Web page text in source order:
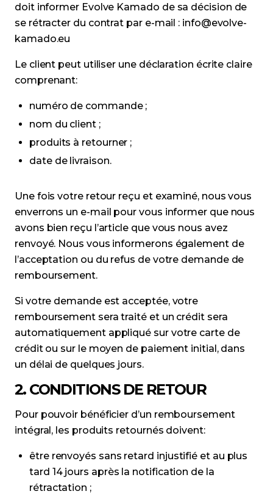
doit informer Evolve Kamado de sa décision de
se rétracter du contrat par e-mail : info@evolve-
kamado.eu
Le client peut utiliser une déclaration écrite claire
comprenant:
numéro de commande ;
nom du client ;
produits à retourner ;
date de livraison.
Une fois votre retour reçu et examiné, nous vous
enverrons un e-mail pour vous informer que nous
avons bien reçu l’article que vous nous avez
renvoyé. Nous vous informerons également de
l’acceptation ou du refus de votre demande de
remboursement.
Si votre demande est acceptée, votre
remboursement sera traité et un crédit sera
automatiquement appliqué sur votre carte de
crédit ou sur le moyen de paiement initial, dans
un délai de quelques jours.
2. CONDITIONS DE RETOUR
Pour pouvoir bénéficier d’un remboursement
intégral, les produits retournés doivent:
être renvoyés sans retard injustifié et au plus
tard 14 jours après la notification de la
rétractation ;